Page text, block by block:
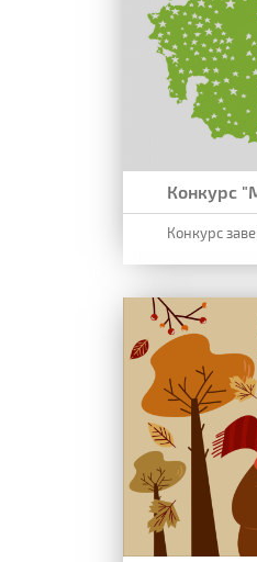
Конкурс
Конкурс